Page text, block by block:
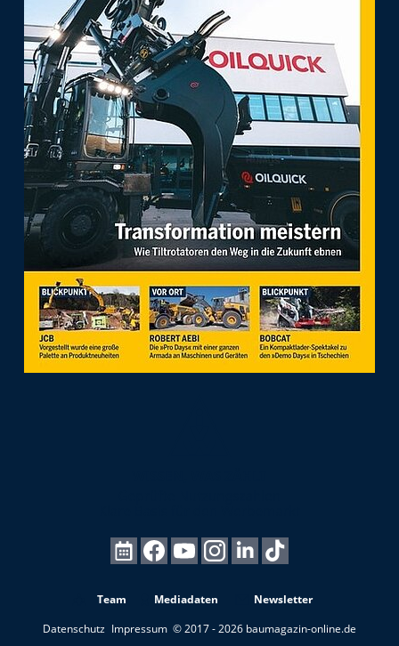
Team Mediadaten
Newsletter
Datenschutz Impressum © 2017 - 2026 baumagazin-online.de